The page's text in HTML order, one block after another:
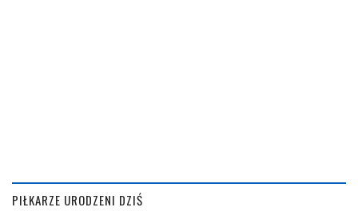
PIŁKARZE URODZENI DZIŚ